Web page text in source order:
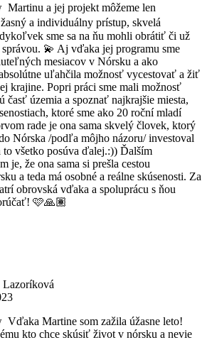
Martinu a jej projekt môžeme len
a individuálny prístup, skvelá
sme sa na ňu mohli obrátiť či už
💫 Aj vďaka jej programu sme
mesiacov v Nórsku a ako
uľahčila možnosť vycestovať a žiť
krajine. Popri práci sme mali možnosť
časť územia a spoznať najkrajšie miesta,
ktoré sme ako 20 roční mladí
rade je ona sama skvelý človek, ktorý
Nórska /podľa môjho názoru/ investoval
to všetko posúva ďalej.:)) Ďalším
je, že ona sama si prešla cestou
a teda má osobné a reálne skúsenosti. Za
obrovská vďaka a spoluprácu s ňou
🩷🙏🏽
Lazoríková
Vďaka Martine som zažila úžasne leto!
kto chce skúsiť život v nórsku a nevie